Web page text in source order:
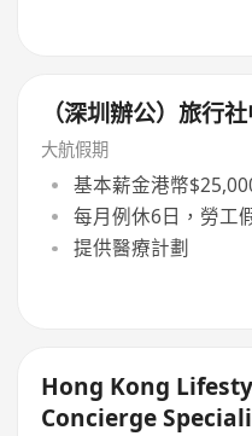
（深圳辦公）旅行
大航假期
基本薪金港幣
每月例休6日，勞工
提供醫療計劃
Hong Kong
Concierge